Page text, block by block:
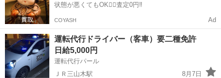
状態が悪くてもOK🙆‍♀️査定0円‼️
COYASH Ad
運転代行ドライバー（客車）要二種免許
日給5,000円
運転代行パール
ＪＲ三山木駅
8月7日